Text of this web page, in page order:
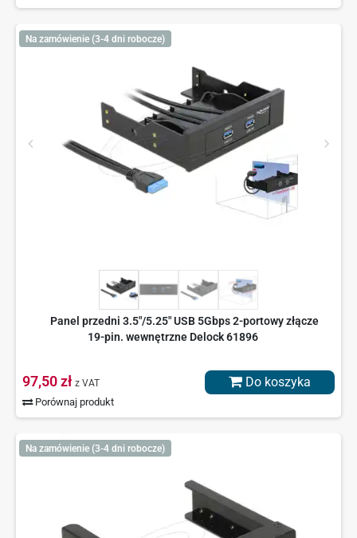
Na zamówienie (3-4 dni robocze)
Panel przedni 3.5"/5.25" USB 5Gbps 2-portowy złącze
19-pin. wewnętrzne Delock 61896
97,50 zł z VAT
Porównaj produkt
Do koszyka
Na zamówienie (3-4 dni robocze)